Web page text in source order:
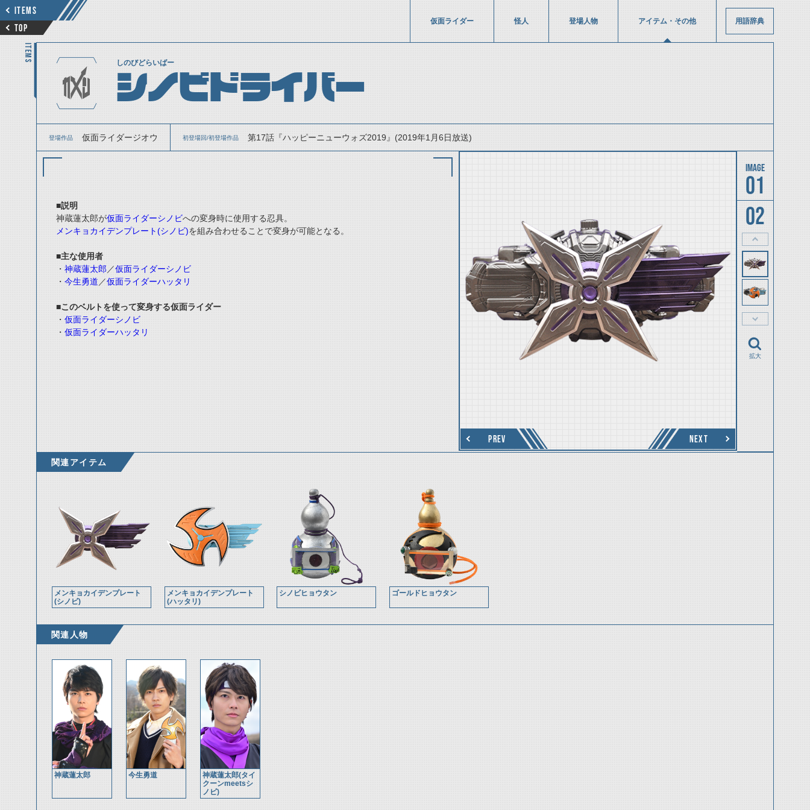
ITEMS
TOP
仮面ライダー 怪人 登場人物 アイテム・その他 用語辞典
ITEMS
しのびどらいばー
シノビドライバー
登場作品 仮面ライダージオウ 初登場回/初登場作品 第17話『ハッピーニューウォズ2019』(2019年1月6日放送)
■説明
神蔵蓮太郎が仮面ライダーシノビへの変身時に使用する忍具。
メンキョカイデンプレート(シノビ)を組み合わせることで変身が可能となる。
■主な使用者
・ 神蔵蓮太郎 ／仮面ライダーシノビ
・ 今生勇道 ／仮面ライダーハッタリ
■このベルトを使って変身する仮面ライダー
・ 仮面ライダーシノビ
・ 仮面ライダーハッタリ
PREV NEXT
01
02
拡大
関連アイテム
メンキョカイデンプレート
(シノビ)
メンキョカイデンプレート
(ハッタリ)
シノビヒョウタン ゴールドヒョウタン
関連人物
神蔵蓮太郎 今生勇道
神蔵蓮太郎(タイ
クーンmeetsシ
ノビ)